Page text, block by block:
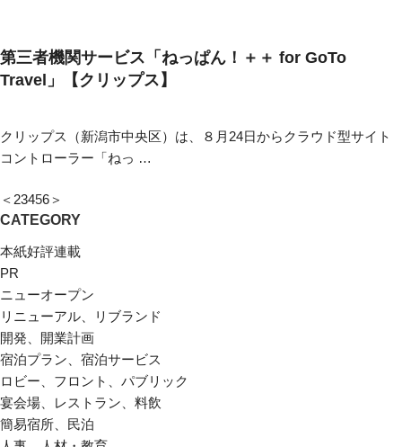
第三者機関サービス「ねっぱん！＋＋ for GoTo
Travel」【クリップス】
クリップス（新潟市中央区）は、８月24日からクラウド型サイト
コントローラー「ねっ …
＜ 23456＞
CATEGORY
本紙好評連載
PR
ニューオープン
リニューアル、リブランド
開発、開業計画
宿泊プラン、宿泊サービス
ロビー、フロント、パブリック
宴会場、レストラン、料飲
簡易宿所、民泊